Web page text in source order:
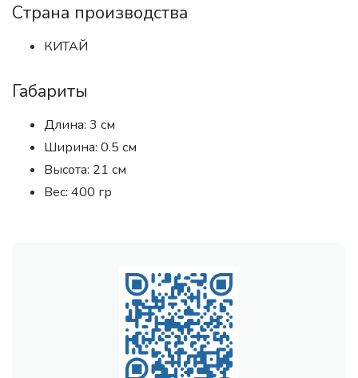
Страна производства
КИТАЙ
Габариты
Длина: 3 см
Ширина: 0.5 см
Высота: 21 см
Вес: 400 гр